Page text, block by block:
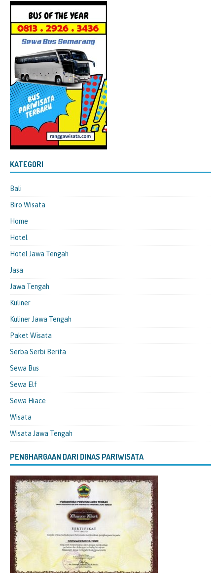
KATEGORI
Bali
Biro Wisata
Home
Hotel
Hotel Jawa Tengah
Jasa
Jawa Tengah
Kuliner
Kuliner Jawa Tengah
Paket Wisata
Serba Serbi Berita
Sewa Bus
Sewa Elf
Sewa Hiace
Wisata
Wisata Jawa Tengah
PENGHARGAAN DARI DINAS PARIWISATA